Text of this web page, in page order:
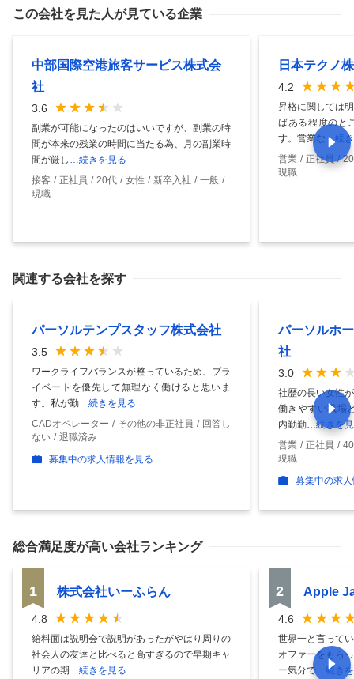
この会社を見た人が見ている企業
中部国際空港旅客サービス株式会
社
3.6
副業が可能になったのはいいですが、副業の時
間が本来の残業の時間に当たる為、月の副業時
間が厳し
…続きを見る
接客
正社員 20代 女性 新卒入社
一般
現職
日本テクノ
4.2
昇格に関しては
ばある程度のと
す。営業な …続
営業
正社員
現職
関連する会社を探す
パーソルテンプスタッフ株式会社
3.5
ワークライフバランスが整っているため、プラ
イベートを優先して無理なく働けると思いま
す。私が勤 …続きを見る
CADオペレーター
その他の非正社員
回答し
ない
退職済み
募集中の求人情報を見る
パーソルホ
社
3.0
社歴の長い女性
働きやすい職場
内勤勤 …続きを
営業
正社員
現職
募集中の求
総合満足度が高い会社ランキング
1 株式会社いーふらん
4.8
給料面は説明会で説明があったがやはり周りの
社会人の友達と比べると高すぎるので早期キャ
リアの期…続きを見る
2 Apple
4.6
世界一と言って
オファーをもら
ー気分で…続き